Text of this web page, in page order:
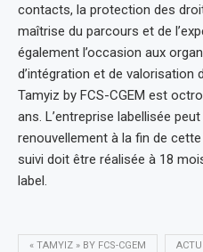
contacts, la protection des
maîtrise du parcours et de
également l’occasion aux
d’intégration et de valorisation
Tamyiz by FCS-CGEM est
ans. L’entreprise labellisée
renouvellement à la fin de
suivi doit être réalisée à 18
label.
« TAMYIZ » BY FCS-CGEM